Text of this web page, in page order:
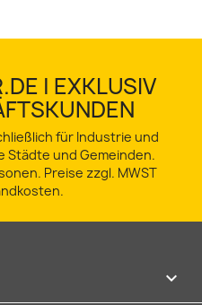
| EXKLUSIV
für Industrie und
Städte und Gemeinden.
Preise zzgl. MWST
